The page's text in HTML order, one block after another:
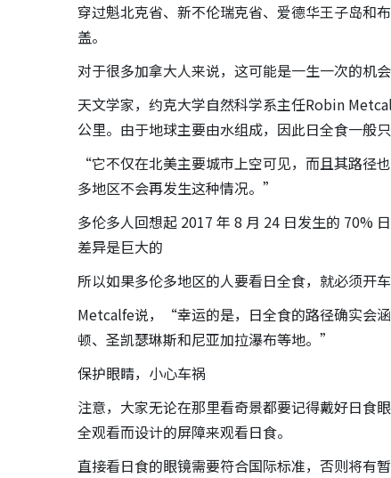
穿过魁北克省、新不伦瑞克省、爱德华王子岛和
盖。
对于很多加拿大人来说，这可能是一生一次的机会
天文学家，约克大学自然科学系主任Robin
公里。由于地球主要由水组成，因此日全食一般
“它不仅在北美主要城市上空可见，而且其路径
多地区不会再发生这种情况。”
多伦多人回想起 2017 年 8 月 24 日发生的 70%
差异是巨大的
所以如果多伦多地区的人要看日全食，就必须开
Metcalfe说，“幸运的是，日全食的路径确实会
顿、圣凯瑟琳斯和尼亚加拉瀑布等地。”
保护眼睛，小心车祸
注意，大家无论在那里看奇景都要记得戴好日食
全观看而设计的屏障来观看日食。
直接看日食的眼镜需要符合国际标准，否则将有